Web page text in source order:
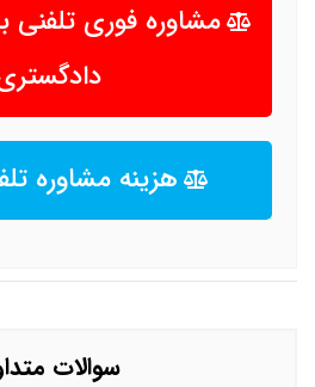
مشاوره فوری تلفنی
هزینه مشاوره
سوالات